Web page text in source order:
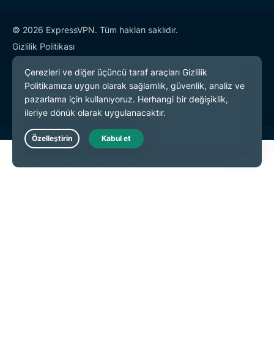
© 2026 ExpressVPN. Tüm hakları saklıdır.
Gizlilik Politikası
Hizmet Koşulları
Çerez Tercihleri